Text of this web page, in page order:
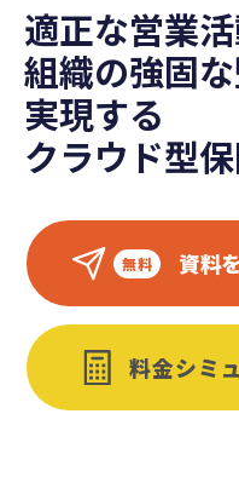
適正な営業
組織の強固
実現する
クラウド型
資料
料金シミ